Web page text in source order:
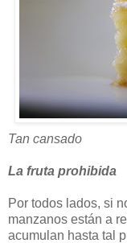
Tan cansado
La fruta prohibida
Por todos lados, si
manzanos están a
acumulan hasta tal